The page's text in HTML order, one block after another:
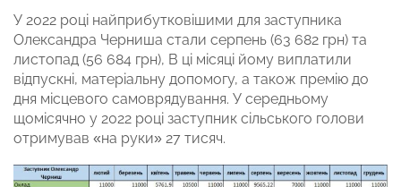
У 2022 році найприбутковішими для заступника
Олександра Черниша стали серпень (63 682 грн) та
листопад (56 684 грн), В ці місяці йому виплатили
відпускні, матеріальну допомогу, а також премію до
дня місцевого самоврядування. У середньому
щомісячно у 2022 році заступник сільського голови
отримував «на руки» 27 тисяч.